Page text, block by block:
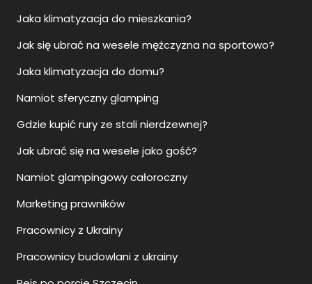
Jaka klimatyzacja do mieszkania?
Jak się ubrać na wesele mężczyzna na sportowo?
Jaka klimatyzacja do domu?
Namiot sferyczny glamping
Gdzie kupić rury ze stali nierdzewnej?
Jak ubrać się na wesele jako gość?
Namiot glampingowy całoroczny
Marketing prawników
Pracownicy z Ukrainy
Pracownicy budowlani z ukrainy